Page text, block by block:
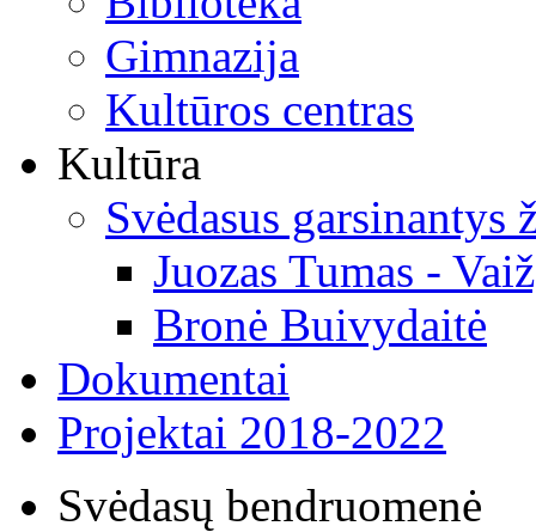
Gimnazija
Kultūros centras
Kultūra
Svėdasus garsinantys
Juozas Tumas -
Bronė Buivydaitė
Dokumentai
Projektai 2018-2022
Svėdasų bendruomenė